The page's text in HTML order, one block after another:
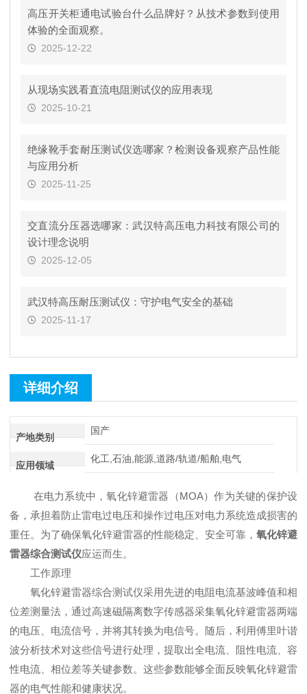
高压开关柜通电试验台什么品牌好？从技术参数到使用
体验的全面观察。
2025-12-22
从现场实践看直流电阻测试仪的应用表现
2025-10-21
绝缘靴手套耐压测试仪选哪家？检测设备观察产品性能
与应用分析
2025-11-25
交直流分压器选哪家：武汉特高压电力科技有限公司的
设计理念说明
2025-12-05
武汉特高压耐压测试仪：守护电气安全的基础
2025-11-17
详细介绍
产地类别
国产
应用领域
化工,石油,能源,道路/轨道/船舶,电气
在电力系统中，氧化锌避雷器（MOA）作为关键的保护设
备，承担着防止雷电过电压和操作过电压对电力系统造成损害的
重任。为了确保氧化锌避雷器的性能稳定、安全可靠， 氧化锌避
雷器综合测试仪应运而生。
工作原理
氧化锌避雷器综合测试仪采用先进的电阻电流基波峰值和相
位差测量法，通过高速磁隔离数字传感器采集氧化锌避雷器两端
的电压、电流信号，并将其转换为电信号。随后，利用傅里叶谐
波分析技术对这些信号进行处理，提取出全电流、阻性电流、容
性电流、相位差等关键参数。这些参数能够全面反映氧化锌避雷
器的电气性能和健康状况。